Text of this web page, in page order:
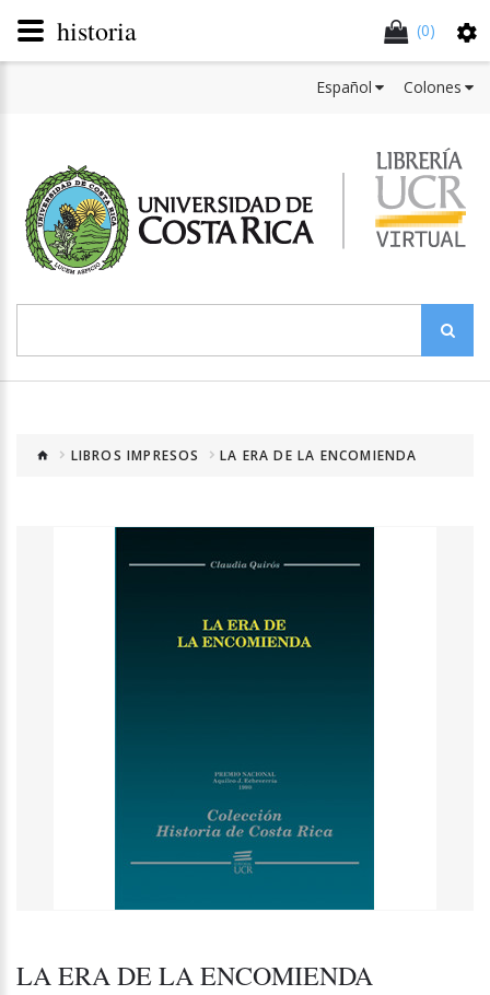
(0)
Colones
Español
LIBROS IMPRESOS LA ERA DE LA ENCOMIENDA
LA ERA DE LA ENCOMIENDA
historia